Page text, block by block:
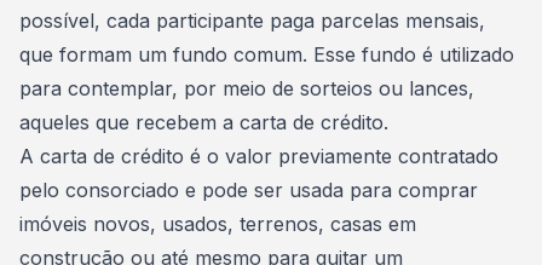
possível, cada participante paga parcelas mensais,
que formam um fundo comum. Esse fundo é utilizado
para contemplar, por meio de sorteios ou lances,
aqueles que recebem a carta de crédito.
A carta de crédito é o valor previamente contratado
pelo consorciado e pode ser usada para comprar
imóveis novos, usados, terrenos, casas em
construção ou até mesmo para quitar um